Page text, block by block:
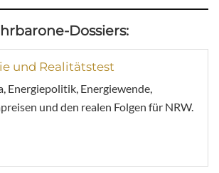
Dossiers:
und Realitätstest
Energiepolitik, Energiewende,
und den realen Folgen für NRW.